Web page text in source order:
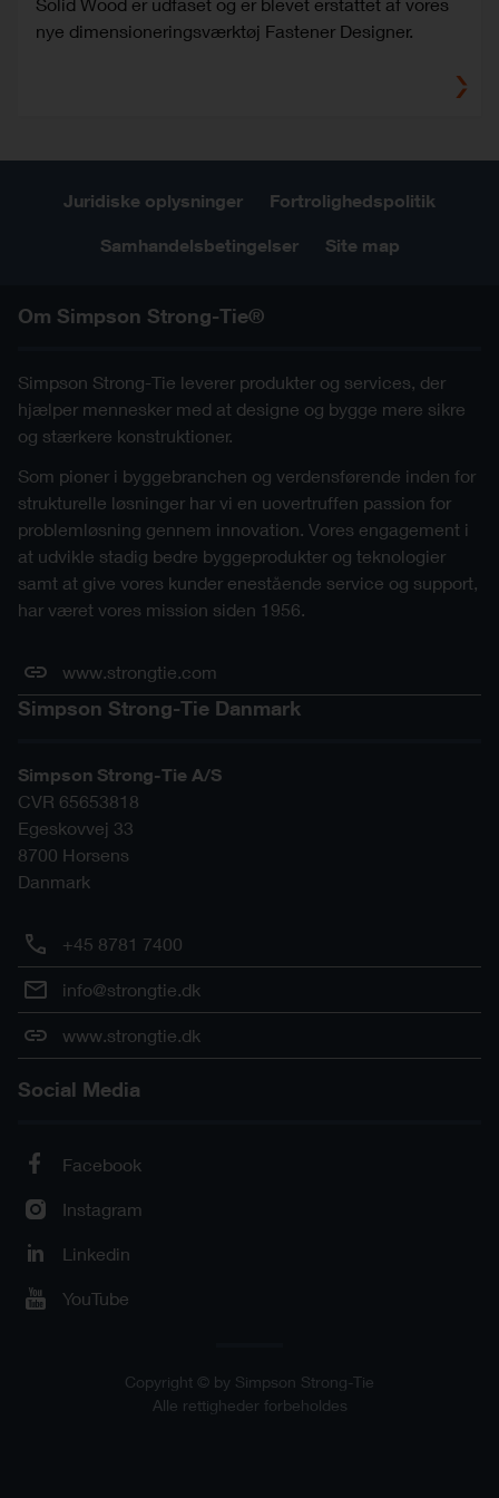
nye dimensioneringsværktøj Fastener Designer.
Juridiske oplysninger Fortrolighedspolitik
Samhandelsbetingelser Site map
Om Simpson Strong-Tie®
Simpson Strong-Tie leverer produkter og services, der
hjælper mennesker med at designe og bygge mere sikre
og stærkere konstruktioner.
Som pioner i byggebranchen og verdensførende inden for
strukturelle løsninger har vi en uovertruffen passion for
problemløsning gennem innovation. Vores engagement i
at udvikle stadig bedre byggeprodukter og teknologier
samt at give vores kunder enestående service og support,
har været vores mission siden 1956.
www.strongtie.com
Simpson Strong-Tie Danmark
Simpson Strong-Tie A/S
CVR 65653818
Egeskovvej 33
8700 Horsens
Danmark
+45 8781 7400
info@strongtie.dk
www.strongtie.dk
Social Media
Facebook
Instagram
Linkedin
YouTube
Copyright © by Simpson Strong-Tie
Alle rettigheder forbeholdes